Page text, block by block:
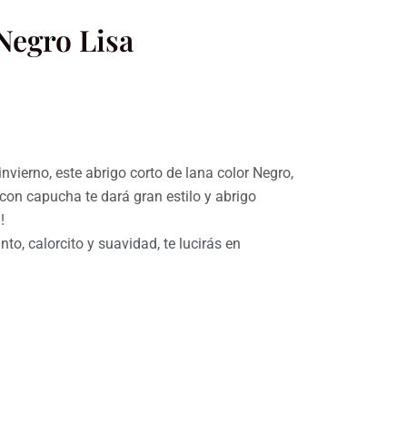
Lisa
este abrigo corto de lana color Negro,
capucha te dará gran estilo y abrigo
calorcito y suavidad, te lucirás en